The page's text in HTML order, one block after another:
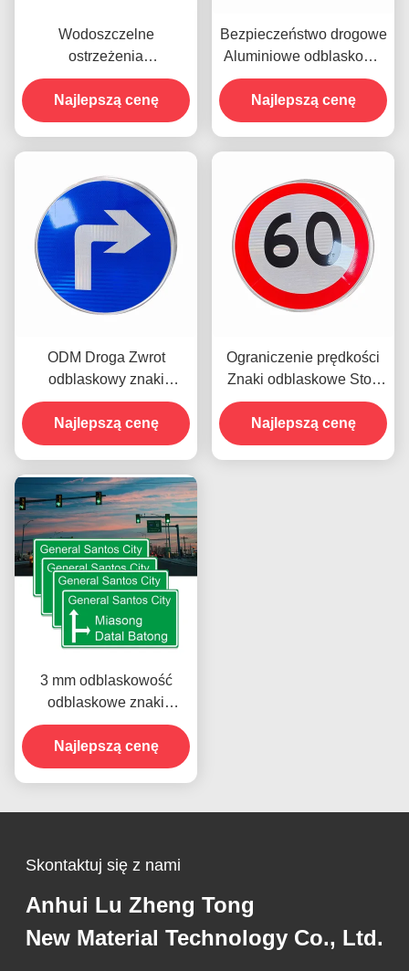
Wodoszczelne
ostrzeżenia
Reflektoryczne znaki
bezpieczeństwa
Niestandardowe
Najlepszą cenę
Bezpieczeństwo drogowe
Aluminiowe odblaskowe
znaki drogowe Symbole
retro 2 mm
Najlepszą cenę
ODM Droga Zwrot
odblaskowy znaki
bezpieczeństwa PET
Aluminiowa tablica
Najlepszą cenę
Ograniczenie prędkości
Znaki odblaskowe Stop
Symbol ruchu
Najlepszą cenę
3 mm odblaskowość
odblaskowe znaki
bezpieczeństwa dla
autostrady
Najlepszą cenę
Skontaktuj się z nami
Anhui Lu Zheng Tong
New Material Technology Co., Ltd.